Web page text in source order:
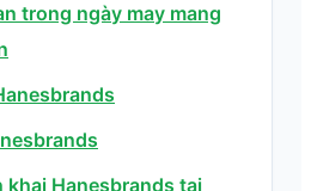
trong ngày may mang
khai Hanesbrands tại